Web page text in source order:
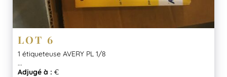
LOT 6
1 étiqueteuse AVERY PL 1/8
...
Adjugé à : €